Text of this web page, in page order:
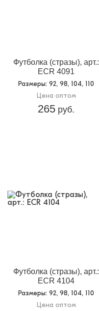
Футболка (стразы), арт.:
ECR 4091
Размеры: 92, 98, 104, 110
Цена оптом
265 руб.
Футболка (стразы), арт.:
ECR 4104
Размеры: 92, 98, 104, 110
Цена оптом